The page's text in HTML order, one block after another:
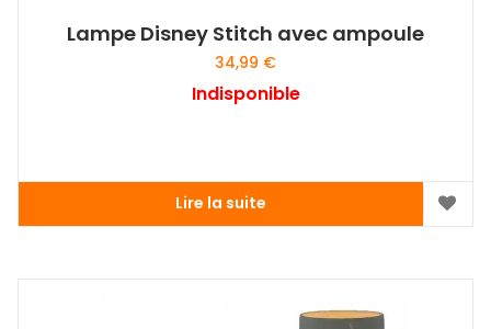
Lampe Disney Stitch avec ampoule
34,99 €
Indisponible
Lire la suite